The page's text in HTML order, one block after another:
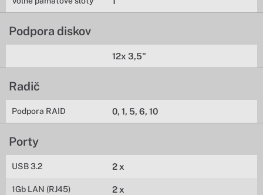
Podpora diskov
12x 3,5"
Radič
Podpora RAID 0, 1, 5, 6, 10
Porty
USB 3.2 2 x
1Gb LAN (RJ45) 2 x